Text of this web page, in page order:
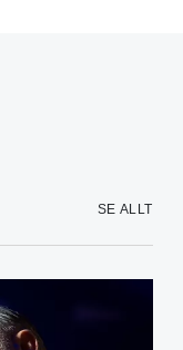
SE ALLT